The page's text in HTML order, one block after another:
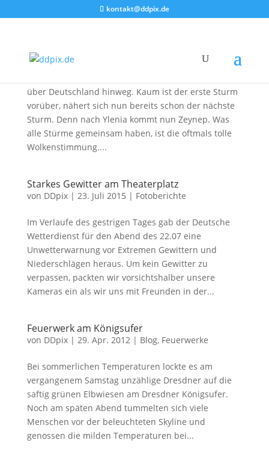
kontakt@ddpix.de
von
über Deutschland hinweg. Kaum ist der erste Sturm
vorüber, nähert sich nun bereits schon der nächste
Sturm. Denn nach Ylenia kommt nun Zeynep. Was
alle Stürme gemeinsam haben, ist die oftmals tolle
Wolkenstimmung....
Starkes Gewitter am Theaterplatz
von DDpix| 23. Juli 2015 | Fotoberichte
Im Verlaufe des gestrigen Tages gab der Deutsche
Wetterdienst für den Abend des 22.07 eine
Unwetterwarnung vor Extremen Gewittern und
Niederschlägen heraus. Um kein Gewitter zu
verpassen, packten wir vorsichtshalber unsere
Kameras ein als wir uns mit Freunden in der...
Feuerwerk am Königsufer
von DDpix| 29. Apr. 2012| Blog, Feuerwerke
Bei sommerlichen Temperaturen lockte es am
vergangenem Samstag unzählige Dresdner auf die
saftig grünen Elbwiesen am Dresdner Königsufer.
Noch am späten Abend tummelten sich viele
Menschen vor der beleuchteten Skyline und
genossen die milden Temperaturen bei...